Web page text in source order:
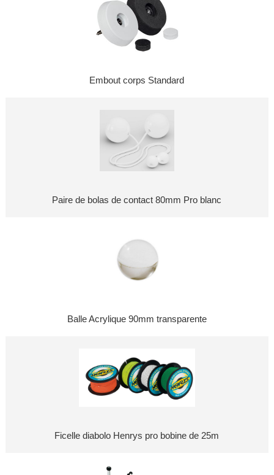
Embout corps Standard
Paire de bolas de contact 80mm Pro blanc
Balle Acrylique 90mm transparente
Ficelle diabolo Henrys pro bobine de 25m